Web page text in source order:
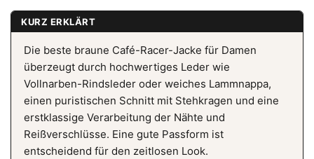
KURZ ERKLÄRT
Die beste braune Café-Racer-Jacke für Damen
überzeugt durch hochwertiges Leder wie
Vollnarben-Rindsleder oder weiches Lammnappa,
einen puristischen Schnitt mit Stehkragen und eine
erstklassige Verarbeitung der Nähte und
Reißverschlüsse. Eine gute Passform ist
entscheidend für den zeitlosen Look.